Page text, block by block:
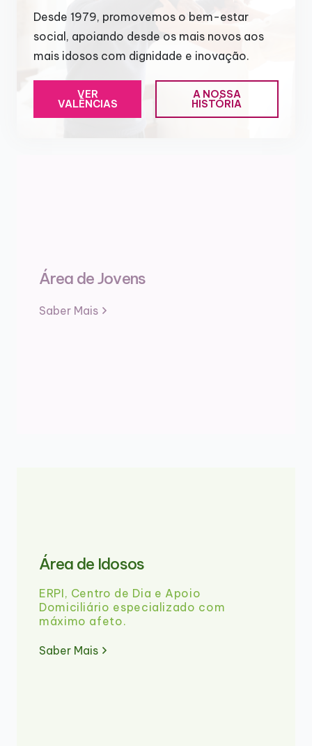
Desde 1979, promovemos o bem-estar
social, apoiando desde os mais novos aos
mais idosos com dignidade e inovação.
VER
VALÊNCIAS
A NOSSA
HISTÓRIA
Área de Jovens
Saber Mais
Área de Idosos
ERPI, Centro de Dia e Apoio
Domiciliário especializado com
máximo afeto.
Saber Mais